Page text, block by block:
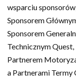
wsparciu
Sponsorem
Sponsorem
Technicznym
Partnerem
a Partnerami Termy